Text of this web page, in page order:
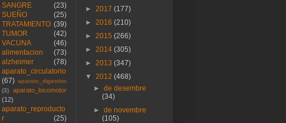
SANGRE
(23)
SUEÑO
(25)
TRATAMIENTO (39)
TUMOR
(42)
VACUNA
(46)
alimentacion
(73)
alzheimer
(78)
aparato_circulatorio
(67) aparato_digestivo
(3)
aparato_locomotor
(12)
aparato_reproducto
r
(25)
► 2017 (177)
► 2016 (210)
► 2015 (266)
► 2014 (305)
► 2013 (347)
▼ 2012 (468)
►de desembre
(34)
►de novembre
(105)